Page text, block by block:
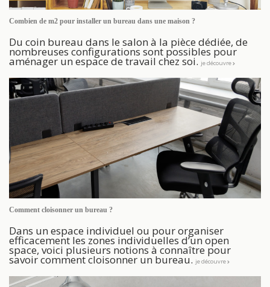
Combien de m2 pour installer un bureau dans une maison ?
Du coin bureau dans le salon à la pièce dédiée, de
nombreuses configurations sont possibles pour
aménager un espace de travail chez soi. je découvre
Comment cloisonner un bureau ?
Dans un espace individuel ou pour organiser
efficacement les zones individuelles d’un open
space, voici plusieurs notions à connaître pour
savoir comment cloisonner un bureau. je découvre